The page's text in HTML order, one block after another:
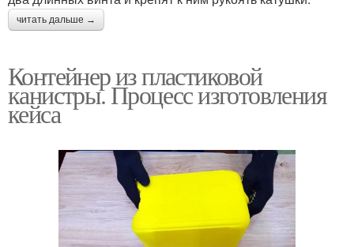
читать дальше →
Контейнер из пластиковой
канистры. Процесс изготовления
кейса